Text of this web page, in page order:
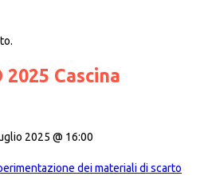
2025 Cascina
2025 @ 16:00
dei materiali di scarto